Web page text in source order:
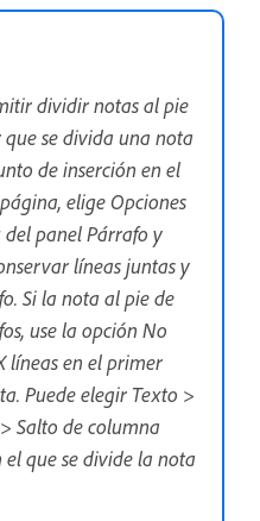
dividir notas al pie
se divida una nota
de inserción en el
elige Opciones
panel Párrafo y
líneas juntas y
Si la nota al pie de
use la opción No
líneas en el primer
Puede elegir Texto >
Salto de columna
que se divide la nota